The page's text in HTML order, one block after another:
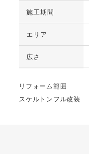
施工期間
エリア
広さ
リフォーム範囲
スケルトンフル改装